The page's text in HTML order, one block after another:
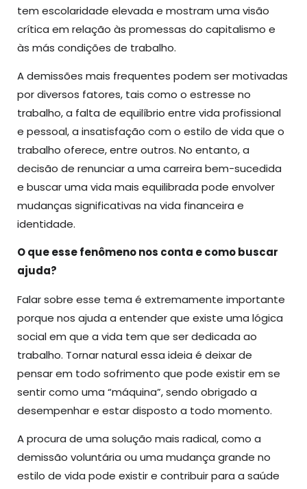
tem escolaridade elevada e mostram uma visão
crítica em relação às promessas do capitalismo e
às más condições de trabalho.
A demissões mais frequentes podem ser motivadas
por diversos fatores, tais como o estresse no
trabalho, a falta de equilíbrio entre vida profissional
e pessoal, a insatisfação com o estilo de vida que o
trabalho oferece, entre outros. No entanto, a
decisão de renunciar a uma carreira bem-sucedida
e buscar uma vida mais equilibrada pode envolver
mudanças significativas na vida financeira e
identidade.
O que esse fenômeno nos conta e como buscar
ajuda?
Falar sobre esse tema é extremamente importante
porque nos ajuda a entender que existe uma lógica
social em que a vida tem que ser dedicada ao
trabalho. Tornar natural essa ideia é deixar de
pensar em todo sofrimento que pode existir em se
sentir como uma “máquina”, sendo obrigado a
desempenhar e estar disposto a todo momento.
A procura de uma solução mais radical, como a
demissão voluntária ou uma mudança grande no
estilo de vida pode existir e contribuir para a saúde